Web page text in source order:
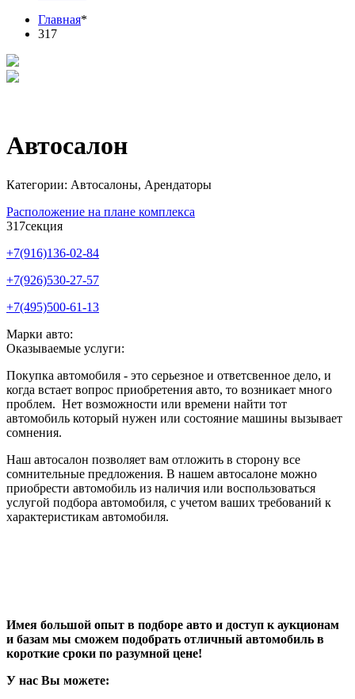
Главная*
317
Автосалон
Категории: Автосалоны, Арендаторы
Расположение на плане комплекса
317секция
+7(916)136-02-84
+7(926)530-27-57
+7(495)500-61-13
Марки авто:
Оказываемые услуги:
Покупка автомобиля - это серьезное и ответсвенное дело, и
когда встает вопрос приобретения авто, то возникает много
проблем. Нет возможности или времени найти тот
автомобиль который нужен или состояние машины вызывает
сомнения.
Наш автосалон позволяет вам отложить в сторону все
сомнительные предложения. В нашем автосалоне можно
приобрести автомобиль из наличия или воспользоваться
услугой подбора автомобиля, с учетом ваших требований к
характеристикам автомобиля.
Имея большой опыт в подборе авто и доступ к аукционам
и базам мы сможем подобрать отличный автомобиль в
короткие сроки по разумной цене!
У нас Вы можете: